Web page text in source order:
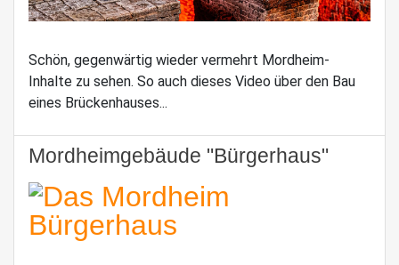
Schön, gegenwärtig wieder vermehrt Mordheim-
Inhalte zu sehen. So auch dieses Video über den Bau
eines Brückenhauses...
Mordheimgebäude "Bürgerhaus"